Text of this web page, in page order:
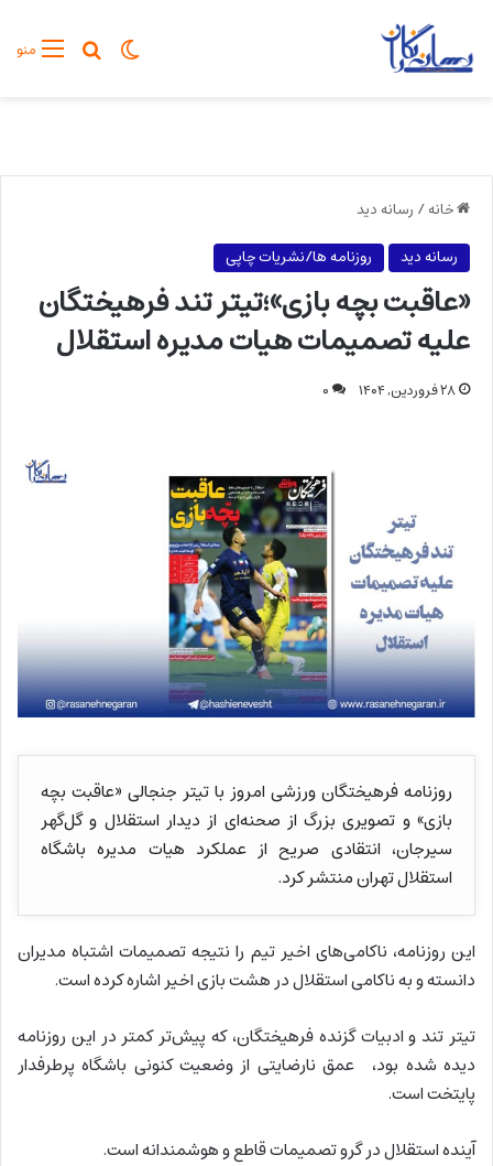
منوجستجو
تغییر پوسته
خانه/ رسانه دید
رسانه دید
روزنامه ها/نشریات چاپی
«عاقبت بچه بازی»؛تیتر تند فرهیختگان
علیه تصمیمات هیات مدیره استقلال
۲۸ فروردین, ۱۴۰۴ ۰
روزنامه فرهیختگان ورزشی امروز با تیتر جنجالی «عاقبت بچه
بازی» و تصویری بزرگ از صحنه‌ای از دیدار استقلال و گل‌گهر
سیرجان، انتقادی صریح از عملکرد هیات مدیره باشگاه
استقلال تهران منتشر کرد.
این روزنامه، ناکامی‌های اخیر تیم را نتیجه تصمیمات اشتباه مدیران
دانسته و به ناکامی استقلال در هشت بازی اخیر اشاره کرده است.
تیتر تند و ادبیات گزنده فرهیختگان، که پیش‌تر کمتر در این روزنامه
دیده شده بود، عمق نارضایتی از وضعیت کنونی باشگاه پرطرفدار
پایتخت است.
آینده استقلال در گرو تصمیمات قاطع و هوشمندانه است.